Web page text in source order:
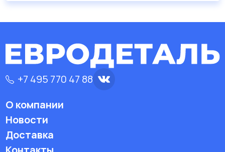
+7 495 770 47 88
О компании
Новости
Доставка